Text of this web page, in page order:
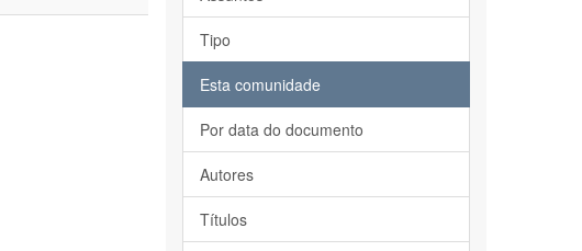
Tipo
Esta comunidade
Por data do documento
Autores
Títulos